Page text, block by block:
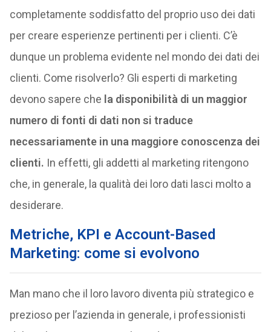
completamente soddisfatto del proprio uso dei dati
per creare esperienze pertinenti per i clienti. C’è
dunque un problema evidente nel mondo dei dati dei
clienti. Come risolverlo? Gli esperti di marketing
devono sapere che la disponibilità di un maggior
numero di fonti di dati non si traduce
necessariamente in una maggiore conoscenza dei
clienti. In effetti, gli addetti al marketing ritengono
che, in generale, la qualità dei loro dati lasci molto a
desiderare.
Metriche, KPI e Account-Based
Marketing: come si evolvono
Man mano che il loro lavoro diventa più strategico e
prezioso per l’azienda in generale, i professionisti